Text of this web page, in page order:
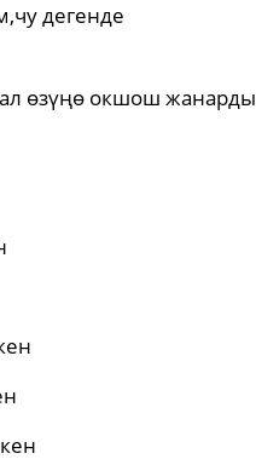
дегенде
өзүңө окшош